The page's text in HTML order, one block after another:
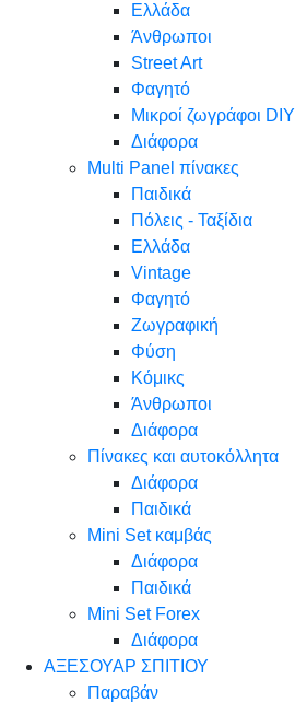
Ελλάδα
Άνθρωποι
Street Art
Φαγητό
Μικροί ζωγράφοι DIY
Διάφορα
Multi Panel πίνακες
Παιδικά
Πόλεις - Ταξίδια
Ελλάδα
Vintage
Φαγητό
Ζωγραφική
Φύση
Κόμικς
Άνθρωποι
Διάφορα
Πίνακες και αυτοκόλλητα
Διάφορα
Παιδικά
Mini Set καμβάς
Διάφορα
Παιδικά
Mini Set Forex
Διάφορα
ΑΞΕΣΟΥΑΡ ΣΠΙΤΙΟΥ
Παραβάν